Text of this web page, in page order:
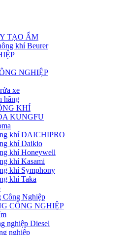
TẠO ẨM
khí Beurer
NGHIỆP
xe
hãng
KHÍ
KUNGFU
khí DAICHIPRO
khí Daikio
khí Honeywell
khí Kasami
khí Symphony
khí Taka
Công Nghiệp
CÔNG NGHIỆP
nghiệp Diesel
nghiệp